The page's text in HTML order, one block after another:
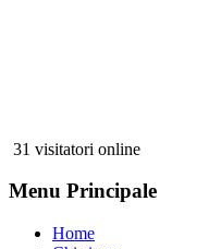
31 visitatori online
Menu Principale
Home